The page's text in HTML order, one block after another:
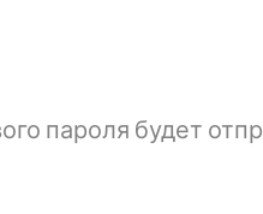
пароля будет